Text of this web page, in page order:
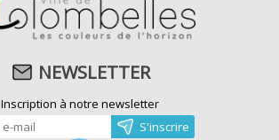
NEWSLETTER
Inscription à notre newsletter